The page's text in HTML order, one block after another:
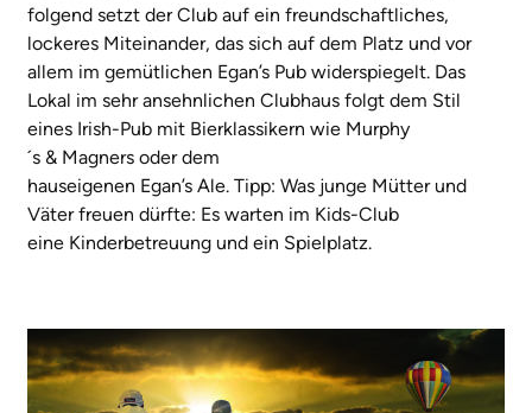
folgend setzt der Club auf ein freundschaftliches,
lockeres Miteinander, das sich auf dem Platz und vor
allem im gemütlichen Egan’s Pub widerspiegelt. Das
Lokal im sehr ansehnlichen Clubhaus folgt dem Stil
eines Irish-Pub mit Bierklassikern wie Murphy
´s & Magners oder dem
hauseigenen Egan’s Ale. Tipp: Was junge Mütter und
Väter freuen dürfte: Es warten im Kids-Club
eine Kinderbetreuung und ein Spielplatz.